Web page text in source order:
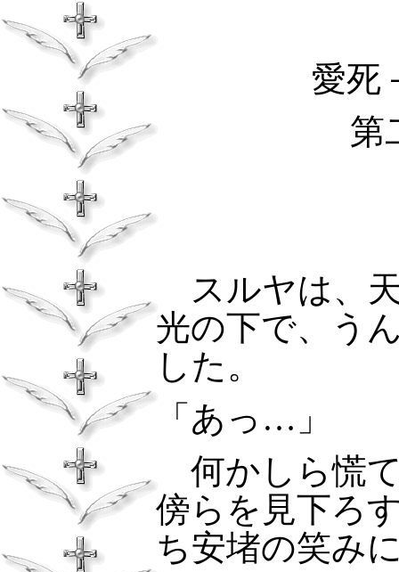
愛死
第
スルヤは、
光の下で、う
した。
「あっ…」
何かしら慌
傍らを見下ろ
ち安堵の笑み